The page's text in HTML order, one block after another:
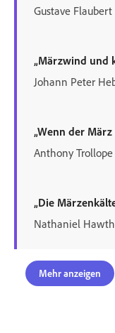
Gustave Flaubert
„Märzwind und
Johann Peter
„Wenn der
Anthony Trollope
„Die
Nathaniel
Mehr anzeigen